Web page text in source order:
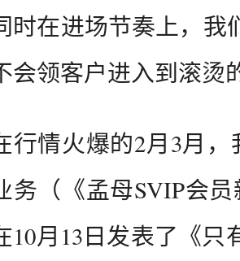
时在进场节奏上，我
会领客户进入到滚烫
行情火爆的2月3月
务（《孟母SVIP会
10月13日发表了《